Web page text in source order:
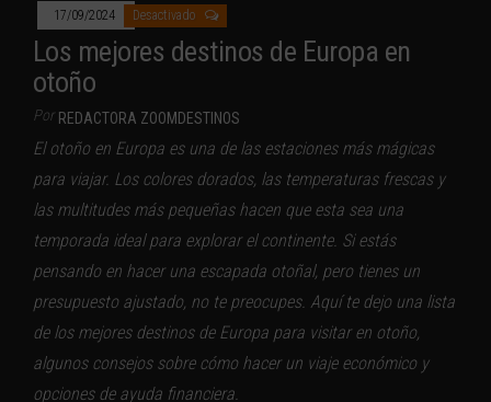
17/09/2024 Desactivado
Los mejores destinos de Europa en
otoño
Por REDACTORA ZOOMDESTINOS
El otoño en Europa es una de las estaciones más mágicas
para viajar. Los colores dorados, las temperaturas frescas y
las multitudes más pequeñas hacen que esta sea una
temporada ideal para explorar el continente. Si estás
pensando en hacer una escapada otoñal, pero tienes un
presupuesto ajustado, no te preocupes. Aquí te dejo una lista
de los mejores destinos de Europa para visitar en otoño,
algunos consejos sobre cómo hacer un viaje económico y
opciones de ayuda financiera.